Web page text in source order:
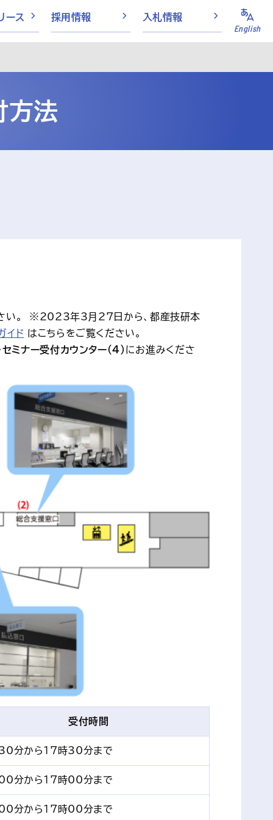
ース 採用情報 入札情報
English
方法
い。 ※2023年3月27日から、都産技研本
イド はこちらをご覧ください。
セミナー受付カウンター（4） にお進みくださ
受付時間
分から17時30分まで
分から17時00分まで
分から17時00分まで